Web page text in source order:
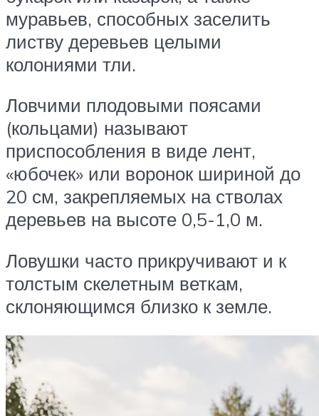
муравьев, способных заселить
листву деревьев целыми
колониями тли.
Ловчими плодовыми поясами
(кольцами) называют
приспособления в виде лент,
«юбочек» или воронок шириной до
20 см, закрепляемых на стволах
деревьев на высоте 0,5-1,0 м.
Ловушки часто прикручивают и к
толстым скелетным веткам,
склоняющимся близко к земле.